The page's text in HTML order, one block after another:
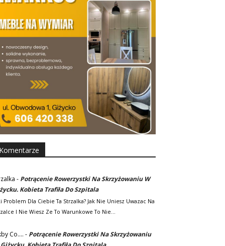
- Potrącenie Rowerzystki Na Skrzyżowaniu W
Kobieta Trafiła Do Szpitala
Problem Dla Ciebie Ta Strzalka? Jak Nie Uniesz Uwazac Na
I Nie Wiesz Ze To Warunkowe To Nie…
Co.... - Potrącenie Rowerzystki Na Skrzyżowaniu